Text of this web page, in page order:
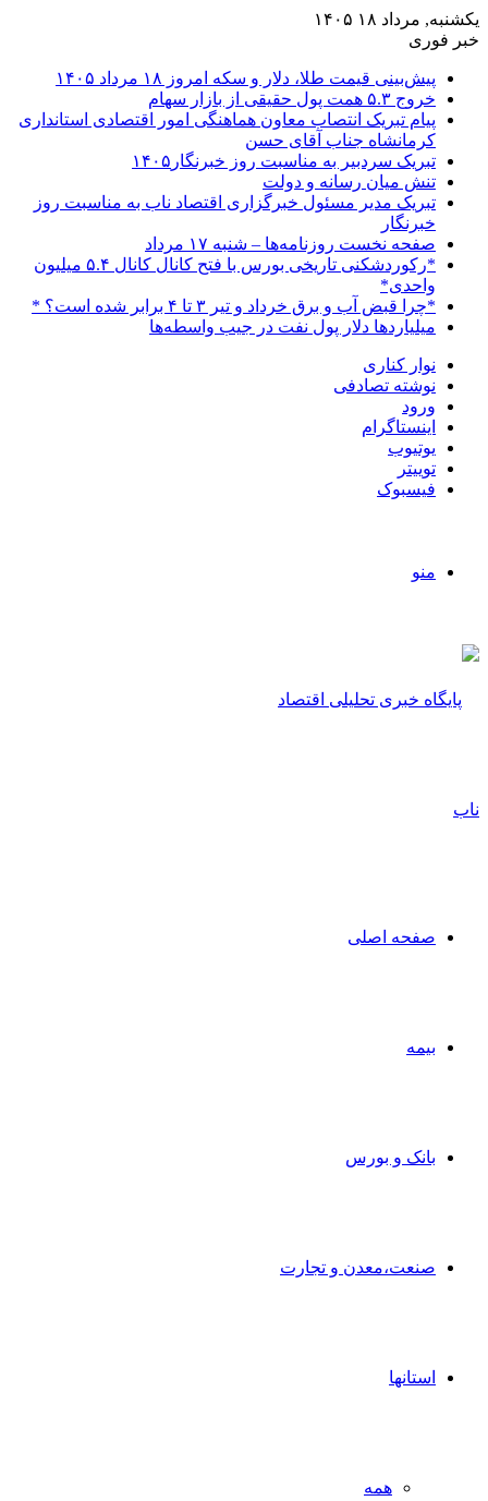
یکشنبه, مرداد ۱۸ ۱۴۰۵
خبر فوری
پیش‌بینی قیمت طلا، دلار و سکه امروز ۱۸ مرداد ۱۴۰۵
خروج ۵.۳ همت پول حقیقی از بازار سهام
پیام تبریک انتصاب معاون هماهنگی امور اقتصادی استانداری
کرمانشاه جناب آقای حسن
تبریک سردبیر به مناسبت روز خبرنگار۱۴۰۵
تنش میان رسانه و دولت
تبریک مدیر مسئول خبرگزاری اقتصاد ناب به مناسبت روز
خبرنگار
صفحه نخست روزنامه‌ها – شنبه ۱۷ مرداد
*رکوردشکنی تاریخی بورس با فتح کانال کانال ۵.۴ میلیون
واحدی*
*چرا قبض آب و برق خرداد و تیر ۳ تا ۴ برابر شده است؟ *
میلیاردها دلار پول نفت در جیب واسطه‌ها
نوار کناری
نوشته تصادفی
ورود
اینستاگرام
یوتیوب
توییتر
فیسبوک
منو
صفحه اصلی
بیمه
بانک و بورس
صنعت،معدن و تجارت
استانها
همه